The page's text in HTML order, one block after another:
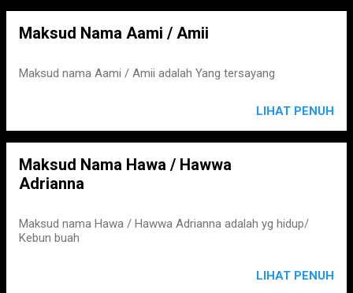
Maksud Nama Aami / Amii
Maksud nama Aami / Amii adalah Yang tersayang
LIHAT PENUH
Maksud Nama Hawa / Hawwa
Adrianna
Maksud nama Hawa / Hawwa Adrianna adalah yg hidup/
Kebun buah
LIHAT PENUH